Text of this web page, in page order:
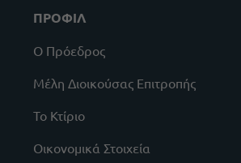
ΠΡΟΦΙΛ
Ο Πρόεδρος
Μέλη Διοικούσας Επιτροπής
Το Κτίριο
Οικονομικά Στοιχεία